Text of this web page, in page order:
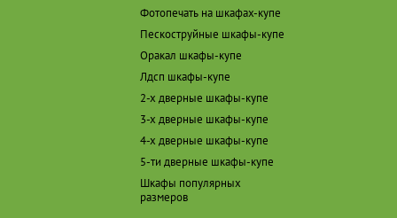
Фотопечать на шкафах-купе
Пескоструйные шкафы-купе
Оракал шкафы-купе
Лдсп шкафы-купе
2-х дверные шкафы-купе
3-х дверные шкафы-купе
4-х дверные шкафы-купе
5-ти дверные шкафы-купе
Шкафы популярных
размеров